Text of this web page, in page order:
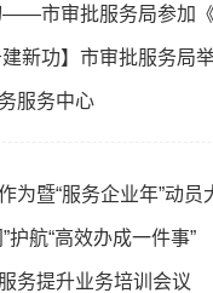
——市审批服务局参加
新功】市审批服务局
服务中心
为暨“服务企业年”动员
护航“高效办成一件事”
务提升业务培训会议